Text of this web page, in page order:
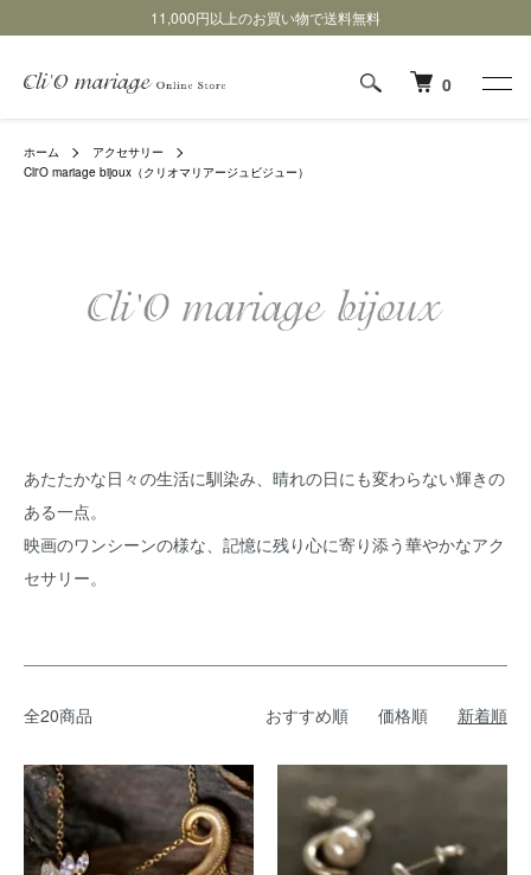
11,000円以上のお買い物で送料無料
0
ホーム
アクセサリー
Cli'O mariage bijoux（クリオマリアージュビジュー）
あたたかな日々の生活に馴染み、晴れの日にも変わらない輝きの
ある一点。
映画のワンシーンの様な、記憶に残り心に寄り添う華やかなアク
セサリー。
全20商品 おすすめ順 価格順 新着順